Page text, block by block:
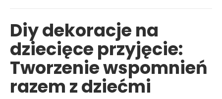
Diy dekoracje na
dziecięce przyjęcie:
Tworzenie wspomnień
razem z dziećmi